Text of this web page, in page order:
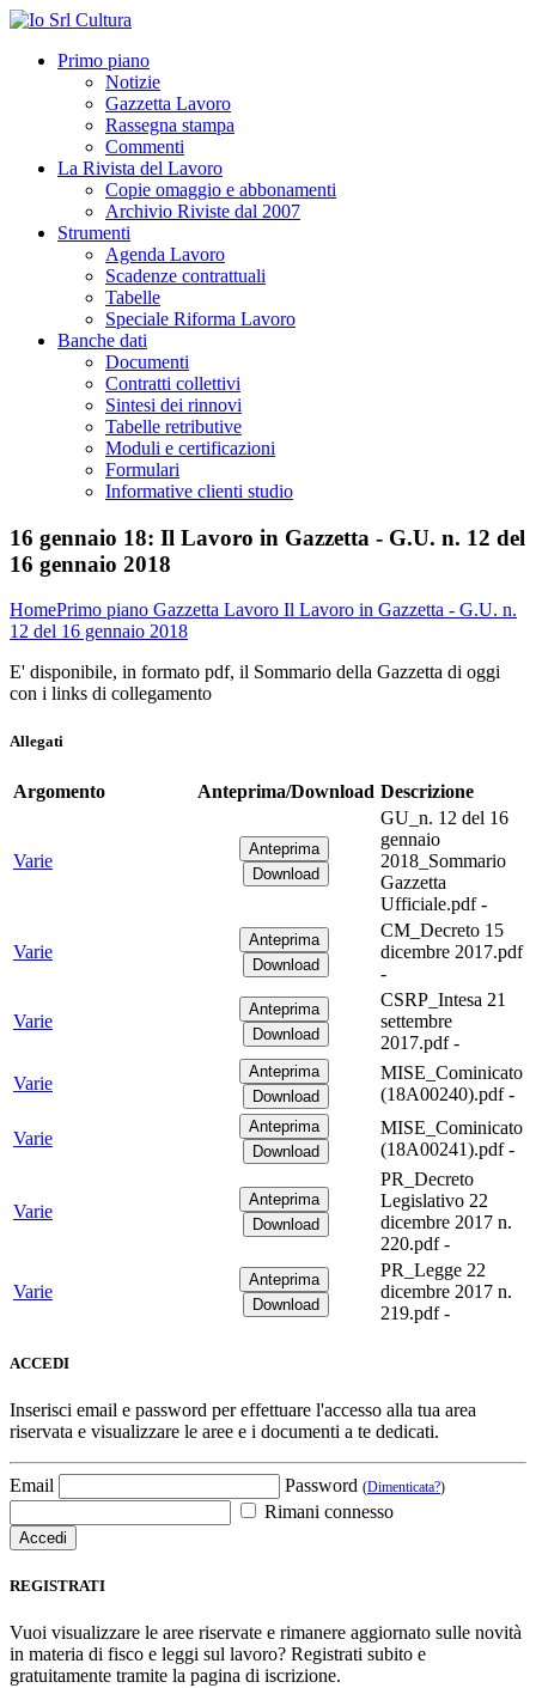
Primo piano
Notizie
Gazzetta Lavoro
Rassegna stampa
Commenti
La Rivista del Lavoro
Copie omaggio e abbonamenti
Archivio Riviste dal 2007
Strumenti
Agenda Lavoro
Scadenze contrattuali
Tabelle
Speciale Riforma Lavoro
Banche dati
Documenti
Contratti collettivi
Sintesi dei rinnovi
Tabelle retributive
Moduli e certificazioni
Formulari
Informative clienti studio
16 gennaio 18: Il Lavoro in Gazzetta - G.U. n. 12 del
16 gennaio 2018
HomePrimo piano Gazzetta Lavoro Il Lavoro in Gazzetta - G.U. n.
12 del 16 gennaio 2018
E' disponibile, in formato pdf, il Sommario della Gazzetta di oggi
con i links di collegamento
Allegati
Argomento Anteprima/Download Descrizione
Varie
GU_n. 12 del 16
gennaio
2018_Sommario
Gazzetta
Ufficiale.pdf -
Varie
CM_Decreto 15
dicembre 2017.pdf
-
Varie
CSRP_Intesa 21
settembre
2017.pdf -
Varie
MISE_Cominicato
(18A00240).pdf -
Varie
MISE_Cominicato
(18A00241).pdf -
Varie
PR_Decreto
Legislativo 22
dicembre 2017 n.
220.pdf -
Varie
PR_Legge 22
dicembre 2017 n.
219.pdf -
ACCEDI
Inserisci email e password per effettuare l'accesso alla tua area
riservata e visualizzare le aree e i documenti a te dedicati.
Email Password (Dimenticata?)
Rimani connesso
REGISTRATI
Vuoi visualizzare le aree riservate e rimanere aggiornato sulle novità
in materia di fisco e leggi sul lavoro? Registrati subito e
gratuitamente tramite la pagina di iscrizione.